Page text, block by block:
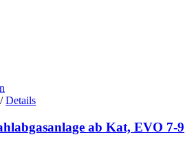
/ Details
ab Kat, EVO 7-9